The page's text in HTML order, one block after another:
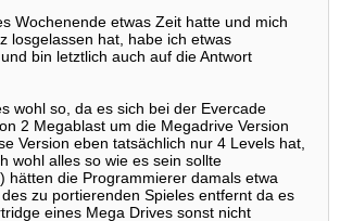
Wochenende etwas Zeit hatte und mich
losgelassen hat, habe ich etwas
bin letztlich auch auf die Antwort
wohl so, da es sich bei der Evercade
2 Megablast um die Megadrive Version
Version eben tatsächlich nur 4 Levels hat,
wohl alles so wie es sein sollte
hätten die Programmierer damals etwa
zu portierenden Spieles entfernt da es
eines Mega Drives sonst nicht